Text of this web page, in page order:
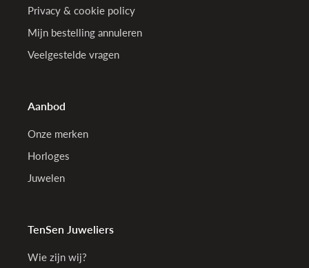
Privacy & cookie policy
Mijn bestelling annuleren
Veelgestelde vragen
Aanbod
Onze merken
Horloges
Juwelen
TenSen Juweliers
Wie zijn wij?